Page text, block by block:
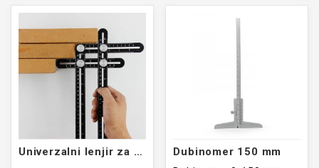
Univerzalni lenjir za kopiranje uglova Dubinomer 150 mm